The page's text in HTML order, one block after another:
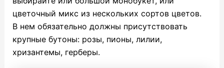
цветочный микс из нескольких сортов цветов.
В нем обязательно должны присутствовать
крупные бутоны: розы, пионы, лилии,
хризантемы, герберы.